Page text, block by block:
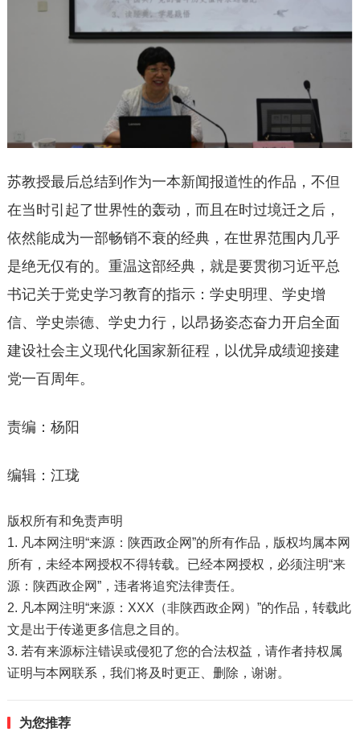
苏教授最后总结到作为一本新闻报道性的作品，不但
在当时引起了世界性的轰动，而且在时过境迁之后，
依然能成为一部畅销不衰的经典，在世界范围内几乎
是绝无仅有的。重温这部经典，就是要贯彻习近平总
书记关于党史学习教育的指示：学史明理、学史增
信、学史崇德、学史力行，以昂扬姿态奋力开启全面
建设社会主义现代化国家新征程，以优异成绩迎接建
党一百周年。
责编：杨阳
编辑：江珑
版权所有和免责声明
1. 凡本网注明“来源：陕西政企网”的所有作品，版权均属本网
所有，未经本网授权不得转载。已经本网授权，必须注明“来
源：陕西政企网”，违者将追究法律责任。
2. 凡本网注明“来源：XXX（非陕西政企网）”的作品，转载此
文是出于传递更多信息之目的。
3. 若有来源标注错误或侵犯了您的合法权益，请作者持权属
证明与本网联系，我们将及时更正、删除，谢谢。
为您推荐